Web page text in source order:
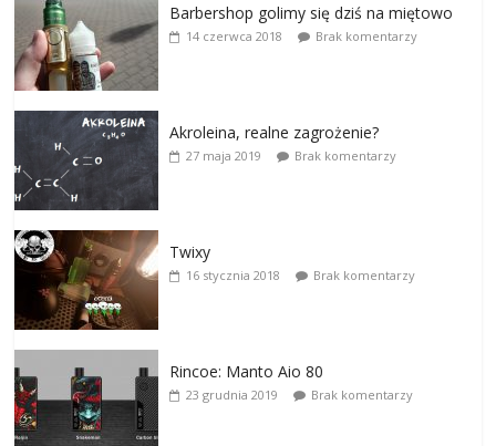
Barbershop golimy się dziś na miętowo
14 czerwca 2018 Brak komentarzy
Akroleina, realne zagrożenie?
27 maja 2019 Brak komentarzy
Twixy
16 stycznia 2018 Brak komentarzy
Rincoe: Manto Aio 80
23 grudnia 2019 Brak komentarzy